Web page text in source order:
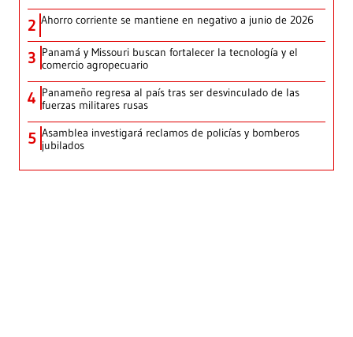
2 Ahorro corriente se mantiene en negativo a junio de 2026
3 Panamá y Missouri buscan fortalecer la tecnología y el
comercio agropecuario
4 Panameño regresa al país tras ser desvinculado de las
fuerzas militares rusas
5 Asamblea investigará reclamos de policías y bomberos
jubilados